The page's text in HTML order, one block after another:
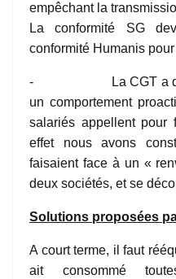
empêchant la
La conformité SG
conformité Humanis
- La CGT a
un comportement
salariés appellent pour
effet nous avons
faisaient face à un «
deux sociétés, et se
Solutions proposées
A court terme, il faut
ait consommé